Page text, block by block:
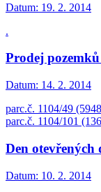
Datum: 19. 2. 2014
.
Prodej pozemků
Datum: 14. 2. 2014
parc.č. 1104/49
parc.č. 1104/101
Den otevřených
Datum: 10. 2. 2014